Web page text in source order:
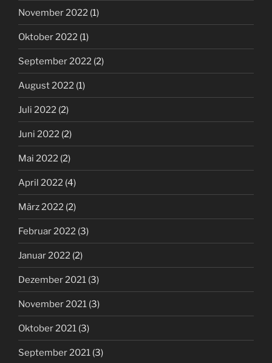
November 2022 (1)
Oktober 2022 (1)
September 2022 (2)
August 2022 (1)
Juli 2022 (2)
Juni 2022 (2)
Mai 2022 (2)
April 2022 (4)
März 2022 (2)
Februar 2022 (3)
Januar 2022 (2)
Dezember 2021 (3)
November 2021 (3)
Oktober 2021 (3)
September 2021 (3)